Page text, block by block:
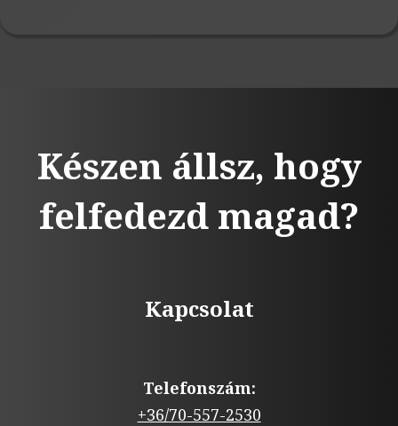
Készen állsz, hogy
felfedezd magad?
Kapcsolat
Telefonszám:
+36/70-557-2530